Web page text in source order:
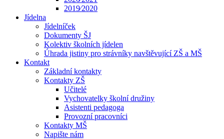
2019⁄2020
Jídelna
Jídelníček
Dokumenty ŠJ
Kolektiv školních jídelen
Úhrada jistiny pro strávníky navštěvující ZŠ a MŠ
Kontakt
Základní kontakty
Kontakty ZŠ
Učitelé
Vychovatelky školní družiny
Asistenti pedagoga
Provozní pracovníci
Kontakty MŠ
Napište nám